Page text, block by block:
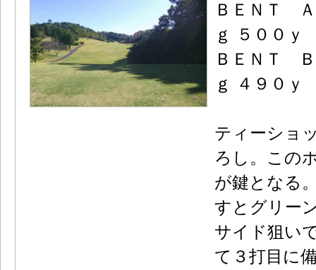
ＢＥＮＴ
ｇ ５００ｙ
ＢＥＮＴ
ｇ ４９０ｙ
ティーショ
ろし。この
が鍵となる
すとグリー
サイド狙い
て３打目に